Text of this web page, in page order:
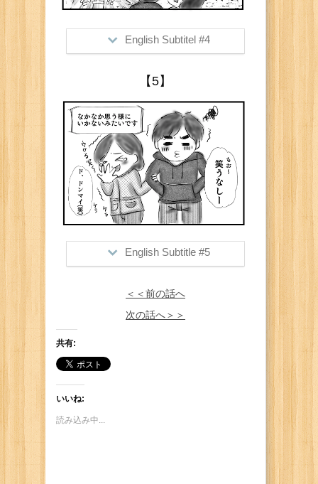
English Subtitel #4
there was a huge dog poo on the
【5】
English Subtitle #5
imagine...
Me: "Take it easy lolol"
＜＜前の話へ
次の話へ＞＞
共有:
いいね:
読み込み中...